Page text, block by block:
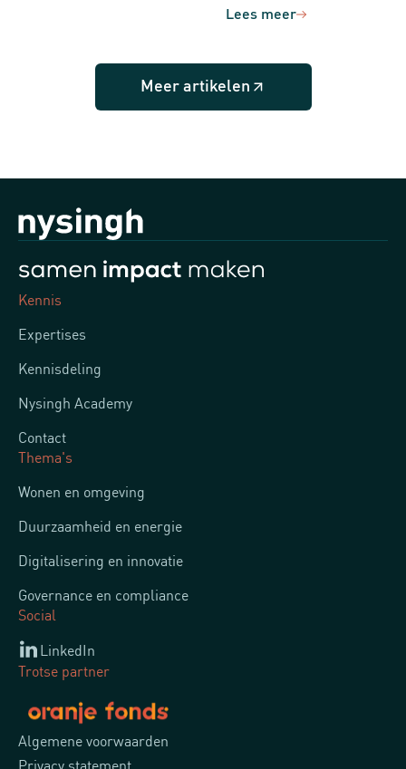
Lees meer
Meer artikelen
Kennis
Expertises
Kennisdeling
Nysingh Academy
Contact
Thema's
Wonen en omgeving
Duurzaamheid en energie
Digitalisering en innovatie
Governance en compliance
Social
LinkedIn
Trotse partner
Algemene voorwaarden
Privacy statement